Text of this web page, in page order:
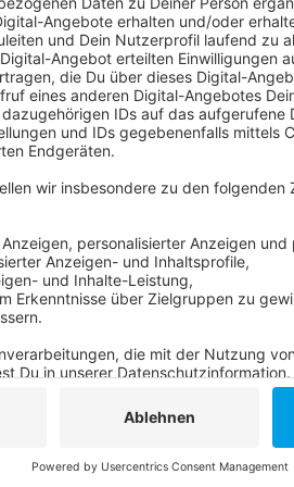
Zwischen 10 und 18 Uhr gibt es für
Malstände. Außerdem Infostände
Meerestiere und über
Einlass für Erwachsene erfolgt nach
Hier gibt es mehr zum Aquazoo-
Anzeige